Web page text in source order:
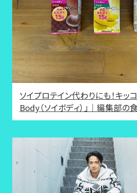
ソイプロテイン代わりにも！キッ
Body（ソイボディ）」｜編集部の